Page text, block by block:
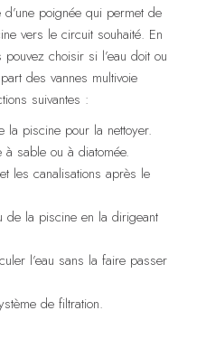
poignée qui permet de
vers le circuit souhaité. En
choisir si l’eau doit ou
des vannes multivoie
suivantes :
la piscine pour la nettoyer.
sable ou à diatomée.
les canalisations après le
de la piscine en la dirigeant
l’eau sans la faire passer
de filtration.